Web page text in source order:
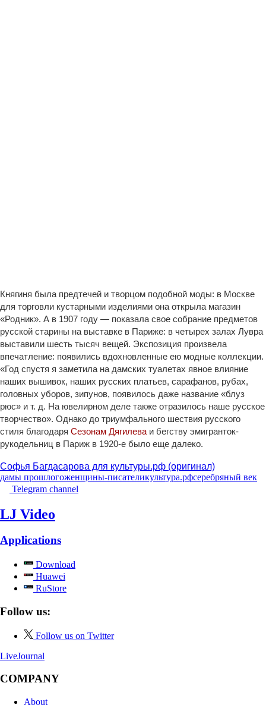
Княгиня была предтечей и творцом подобной моды: в Москве
для торговли кустарными изделиями она открыла магазин
«Родник». А в 1907 году — показала свое собрание предметов
русской старины на выставке в Париже: в четырех залах Лувра
выставили шесть тысяч вещей. Экспозиция произвела
впечатление: появились вдохновленные ею модные коллекции.
«Год спустя я заметила на дамских туалетах явное влияние
наших вышивок, наших русских платьев, сарафанов, рубах,
головных уборов, зипунов, появилось даже название «блуз
рюс» и т. д. На ювелирном деле также отразилось наше русское
творчество». Однако до триумфального шествия русского
стиля благодаря Сезонам Дягилева и бегству эмигранток-
рукодельниц в Париж в 1920-е было еще далеко.
Софья Багдасарова для культуры.рф (оригинал)
дамы прошлогоженщины-писателикультура.рфсеребряный век
Telegram channel
LJ Video
Applications
Download
Huawei
RuStore
Follow us:
Follow us on Twitter
LiveJournal
COMPANY
About